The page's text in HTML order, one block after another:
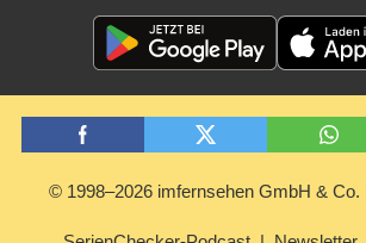
© 1998–2026 imfernsehen GmbH & Co.